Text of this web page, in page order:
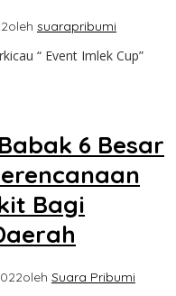
oleh suarapribumi
“ Event Imlek Cup”
6 Besar
Bagi
oleh Suara Pribumi